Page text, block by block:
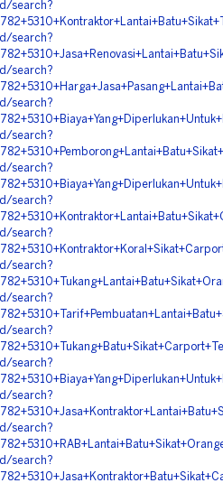
search?
search?
search?
search?
search?
search?
search?
search?
search?
search?
search?
search?
search?
search?
search?